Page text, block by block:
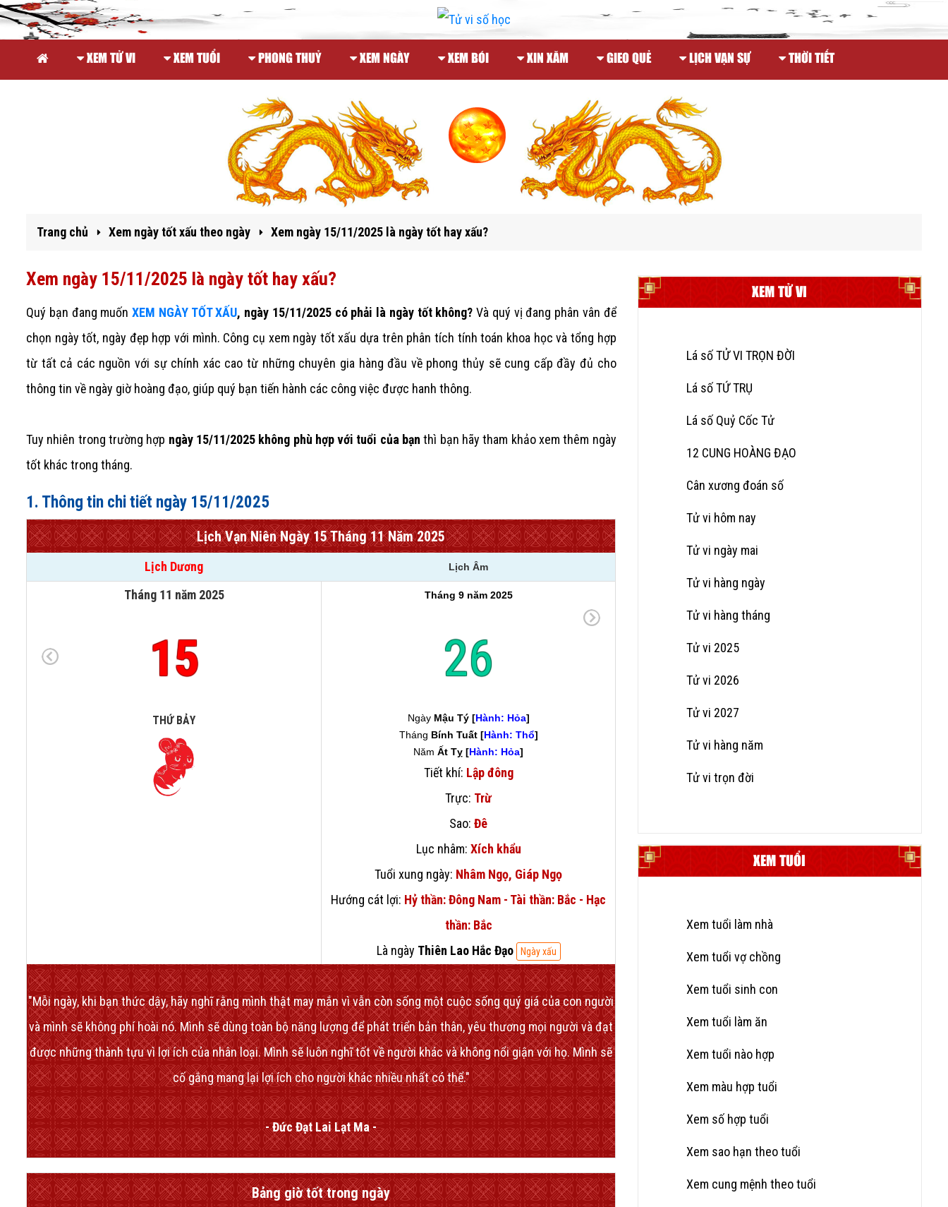
XEM TỬ VI XEM TUỔI PHONG THUỶ XEM NGÀY XEM BÓI XIN XĂM GIEO QUẺ LỊCH VẠN SỰ THỜI TIẾT
Trang chủ Xem ngày tốt xấu theo ngày Xem ngày 15/11/2025 là ngày tốt hay xấu?
Xem ngày 15/11/2025 là ngày tốt hay xấu?
Quý bạn đang muốnXEM NGÀY TỐT XẤU, ngày 15/11/2025 có phải là ngày tốt không? Và quý vị đang phân vân để
chọn ngày tốt, ngày đẹp hợp với mình. Công cụ xem ngày tốt xấu dựa trên phân tích tính toán khoa học và tổng hợp
từ tất cả các nguồn với sự chính xác cao từ những chuyên gia hàng đầu về phong thủy sẽ cung cấp đầy đủ cho
thông tin về ngày giờ hoàng đạo, giúp quý bạn tiến hành các công việc được hanh thông.
Tuy nhiên trong trường hợp ngày 15/11/2025 không phù hợp với tuổi của bạn thì bạn hãy tham khảo xem thêm ngày
tốt khác trong tháng.
1. Thông tin chi tiết ngày 15/11/2025
Lịch Vạn Niên Ngày 15 Tháng 11 Năm 2025
Lịch Dương Lịch Âm
Tháng 11 năm 2025 Tháng 9 năm 2025
15 26
THỨ BẢY Ngày Mậu Tý [Hành: Hỏa]
Tháng Bính Tuất [Hành: Thổ]
Năm Ất Tỵ [Hành: Hỏa]
Tiết khí: Lập đông
Trực: Trừ
Sao: Đê
Lục nhâm: Xích khẩu
Tuổi xung ngày: Nhâm Ngọ, Giáp Ngọ
Hướng cát lợi: Hỷ thần: Đông Nam - Tài thần: Bắc - Hạc
thần: Bắc
Là ngày Thiên Lao Hắc Đạo Ngày xấu
"Mỗi ngày, khi bạn thức dậy, hãy nghĩ rằng mình thật may mắn vì vẫn còn sống một cuộc sống quý giá của con người
và mình sẽ không phí hoài nó. Mình sẽ dùng toàn bộ năng lượng để phát triển bản thân, yêu thương mọi người và đạt
được những thành tựu vì lợi ích của nhân loại. Mình sẽ luôn nghĩ tốt về người khác và không nổi giận với họ. Mình sẽ
cố gắng mang lại lợi ích cho người khác nhiều nhất có thể."
- Đức Đạt Lai Lạt Ma -
Bảng giờ tốt trong ngày
XEM TỬ VI
Lá số TỬ VI TRỌN ĐỜI
Lá số TỨ TRỤ
Lá số Quỷ Cốc Tử
12 CUNG HOÀNG ĐẠO
Cân xương đoán số
Tử vi hôm nay
Tử vi ngày mai
Tử vi hàng ngày
Tử vi hàng tháng
Tử vi 2025
Tử vi 2026
Tử vi 2027
Tử vi hàng năm
Tử vi trọn đời
XEM TUỔI
Xem tuổi làm nhà
Xem tuổi vợ chồng
Xem tuổi sinh con
Xem tuổi làm ăn
Xem tuổi nào hợp
Xem màu hợp tuổi
Xem số hợp tuổi
Xem sao hạn theo tuổi
Xem cung mệnh theo tuổi